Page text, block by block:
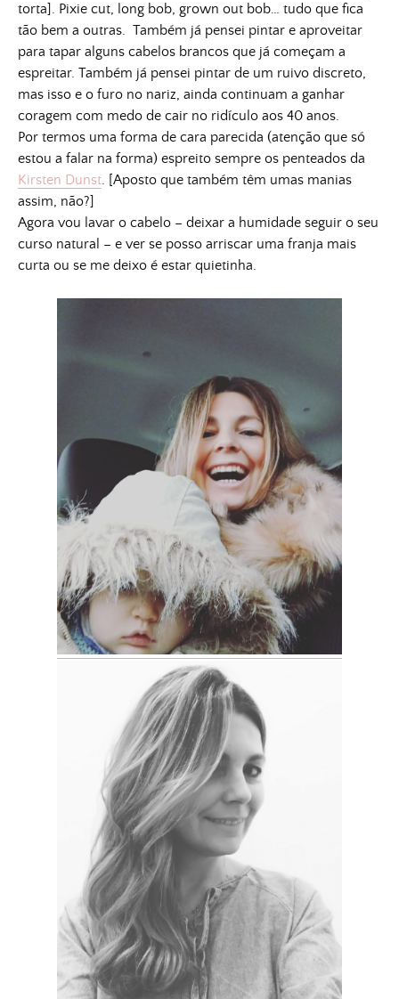
torta]. Pixie cut, long bob, grown out bob… tudo que fica
tão bem a outras. Também já pensei pintar e aproveitar
para tapar alguns cabelos brancos que já começam a
espreitar. Também já pensei pintar de um ruivo discreto,
mas isso e o furo no nariz, ainda continuam a ganhar
coragem com medo de cair no ridículo aos 40 anos.
Por termos uma forma de cara parecida (atenção que só
estou a falar na forma) espreito sempre os penteados da
Kirsten Dunst. [Aposto que também têm umas manias
assim, não?]
Agora vou lavar o cabelo – deixar a humidade seguir o seu
curso natural – e ver se posso arriscar uma franja mais
curta ou se me deixo é estar quietinha.